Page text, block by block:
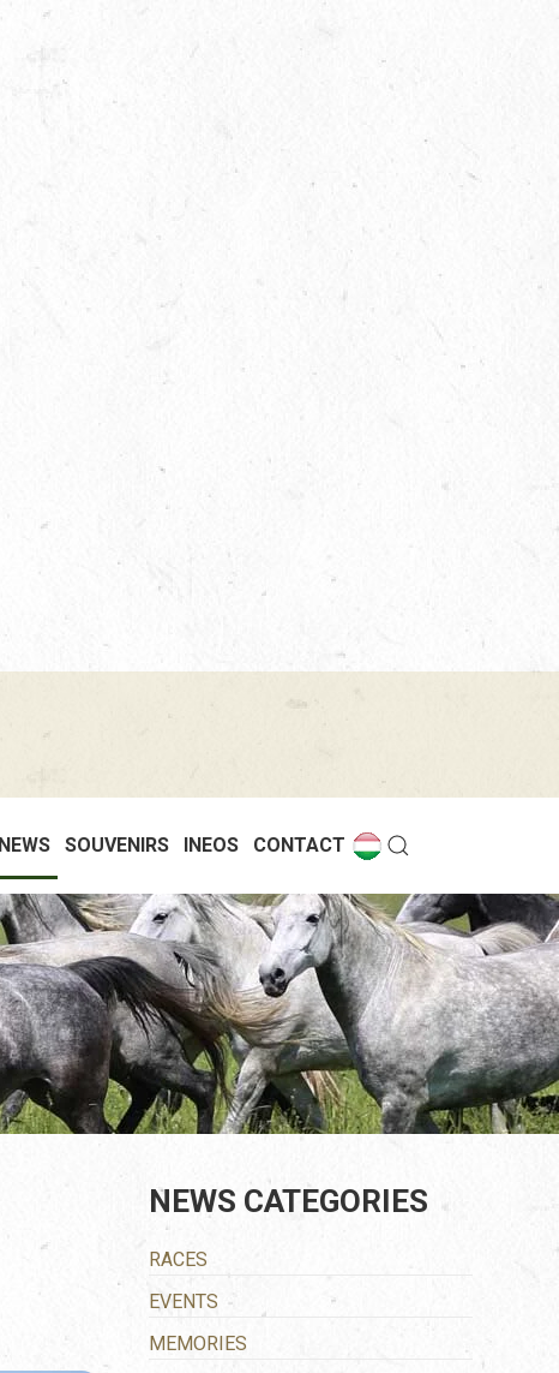
NEWS SOUVENIRS INEOS CONTACT
NEWS CATEGORIES
RACES
EVENTS
MEMORIES